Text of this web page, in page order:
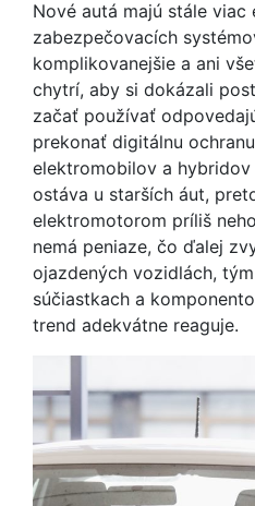
Nové autá majú stále viac
zabezpečovacích
komplikovanejšie a ani
chytrí, aby si dokázali
začať používať
prekonať digitálnu
elektromobilov a
ostáva u starších áut,
elektromotorom príliš
nemá peniaze, čo ďalej
ojazdených vozidlách,
súčiastkach a
trend adekvátne reaguje.